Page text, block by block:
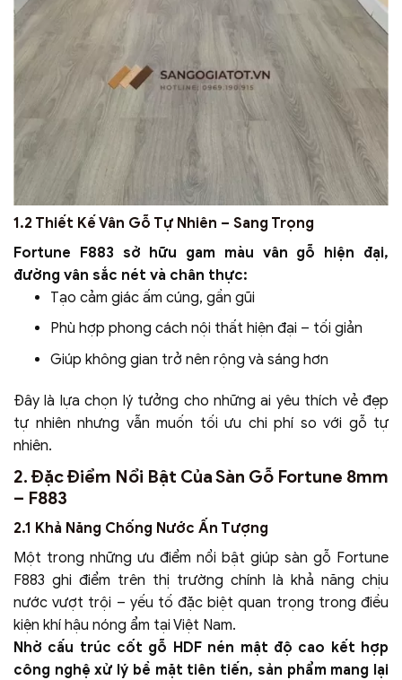
1.2 Thiết Kế Vân Gỗ Tự Nhiên – Sang Trọng
Fortune F883 sở hữu gam màu vân gỗ hiện đại,
đường vân sắc nét và chân thực:
Tạo cảm giác ấm cúng, gần gũi
Phù hợp phong cách nội thất hiện đại – tối giản
Giúp không gian trở nên rộng và sáng hơn
Đây là lựa chọn lý tưởng cho những ai yêu thích vẻ đẹp
tự nhiên nhưng vẫn muốn tối ưu chi phí so với gỗ tự
nhiên.
2. Đặc Điểm Nổi Bật Của Sàn Gỗ Fortune 8mm
– F883
2.1 Khả Năng Chống Nước Ấn Tượng
Một trong những ưu điểm nổi bật giúp sàn gỗ Fortune
F883 ghi điểm trên thị trường chính là khả năng chịu
nước vượt trội – yếu tố đặc biệt quan trọng trong điều
kiện khí hậu nóng ẩm tại Việt Nam.
Nhờ cấu trúc cốt gỗ HDF nén mật độ cao kết hợp
công nghệ xử lý bề mặt tiên tiến, sản phẩm mang lại